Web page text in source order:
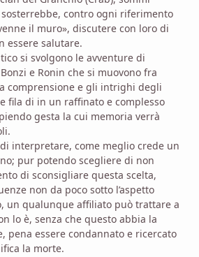
contro ogni riferimento
il muro», discutere con loro di
essere salutare.
si svolgono le avventure di
e Ronin che si muovono fra
comprensione e gli intrighi degli
fila di in un raffinato e complesso
gesta la cui memoria verrà
interpretare, come meglio crede un
pur potendo scegliere di non
di sconsigliare questa scelta,
non da poco sotto l’aspetto
un qualunque affiliato può trattare a
lo è, senza che questo abbia la
pena essere condannato e ricercato
la morte.